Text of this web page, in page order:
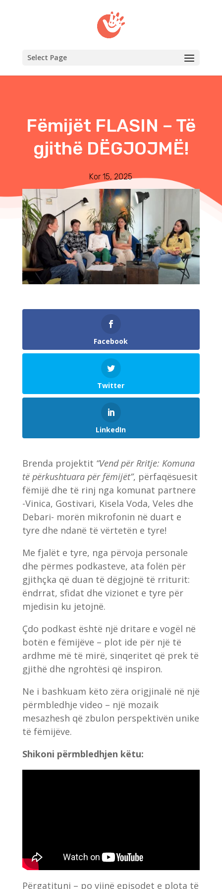
Select Page
Fëmijët FLASIN – Të
gjithë DËGJOJMË!
Kor 15, 2025
Facebook
Twitter
LinkedIn
Brenda projektit “Vend për Rritje: Komuna
të përkushtuara për fëmijët”, përfaqësuesit
fëmijë dhe të rinj nga komunat partnere
-Vinica, Gostivari, Kisela Voda, Veles dhe
Debari- morën mikrofonin në duart e
tyre dhe ndanë të vërtetën e tyre!
Me fjalët e tyre, nga përvoja personale
dhe përmes podkasteve, ata folën për
gjithçka që duan të dëgjojnë të rriturit:
ëndrrat, sfidat dhe vizionet e tyre për
mjedisin ku jetojnë.
Çdo podkast është një dritare e vogël në
botën e fëmijëve – plot ide për një të
ardhme më të mirë, sinqeritet që prek të
gjithë dhe ngrohtësi që inspiron.
Ne i bashkuam këto zëra origjinalë në një
përmbledhje video – një mozaik
mesazhesh që zbulon perspektivën unike
të fëmijëve.
Shikoni përmbledhjen këtu:
Përgatituni – po vijnë episodet e plota të